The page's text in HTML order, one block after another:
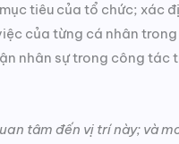
tiêu của tổ chức; xác
của từng cá nhân
nhân sự trong công tác
tâm đến vị trí này; và